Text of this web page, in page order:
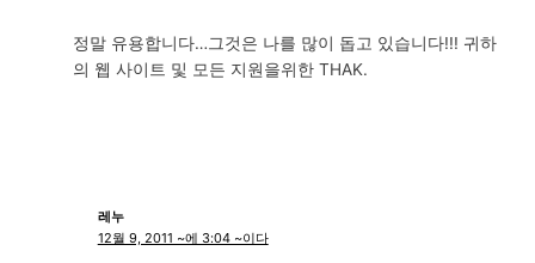
정말 유용합니다…그것은 나를 많이 돕고 있습니다!!! 귀하
의 웹 사이트 및 모든 지원을위한 THAK.
레누
12월 9, 2011 ~에 3:04 ~이다